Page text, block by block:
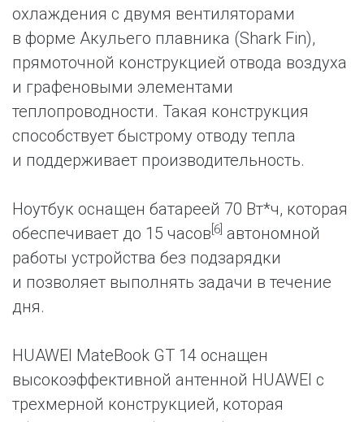
охлаждения с двумя вентиляторами
в форме Акульего плавника (Shark Fin),
прямоточной конструкцией отвода воздуха
и графеновыми элементами
теплопроводности. Такая конструкция
способствует быстрому отводу тепла
и поддерживает производительность.
Ноутбук оснащен батареей 70 Вт*ч, которая
обеспечивает до 15 часов [6] автономной
работы устройства без подзарядки
и позволяет выполнять задачи в течение
дня.
HUAWEI MateBook GT 14 оснащен
высокоэффективной антенной HUAWEI с
трехмерной конструкцией, которая